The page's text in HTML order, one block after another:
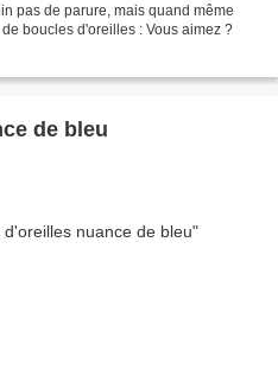
pas de parure, mais quand même
boucles d'oreilles : Vous aimez ?
de bleu